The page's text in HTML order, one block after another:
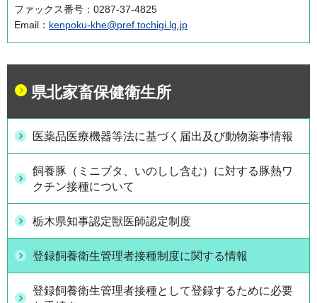
ファックス番号：0287-37-4825
Email： kenpoku-khe@pref.tochigi.lg.jp
県北家畜保健衛生所
医薬品医療機器等法に基づく届出及び動物薬事情報
飼養豚（ミニブタ、いのしし含む）に対する豚熱ワ
クチン接種について
栃木県知事認定獣医師認定制度
登録飼養衛生管理者接種制度に関する情報
登録飼養衛生管理者接種として登録するために必要